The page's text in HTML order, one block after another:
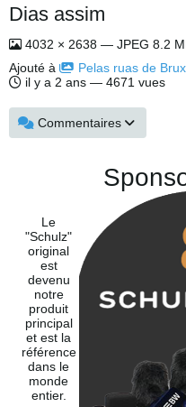
Dias assim
4032 × 2638 — JPEG 8.2
Ajouté à
Pelas ruas de
il y a 2 ans — 4671 vues
Commentaires
Le
"Schulz"
original
est
devenu
notre
produit
principal
et est la
référence
dans le
monde
entier.